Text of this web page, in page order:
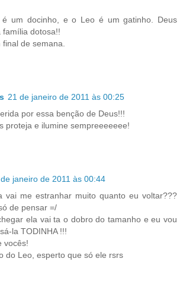
é um docinho, e o Leo é um gatinho. Deus
família dotosa!!
de semana.
21 de janeiro de 2011 às 00:25
por essa benção de Deus!!!
proteja e ilumine sempreeeeeee!
janeiro de 2011 às 00:44
vai me estranhar muito quanto eu voltar???
de pensar =/
ela vai ta o dobro do tamanho e eu vou
la TODINHA !!!
vocês!
do Leo, esperto que só ele rsrs